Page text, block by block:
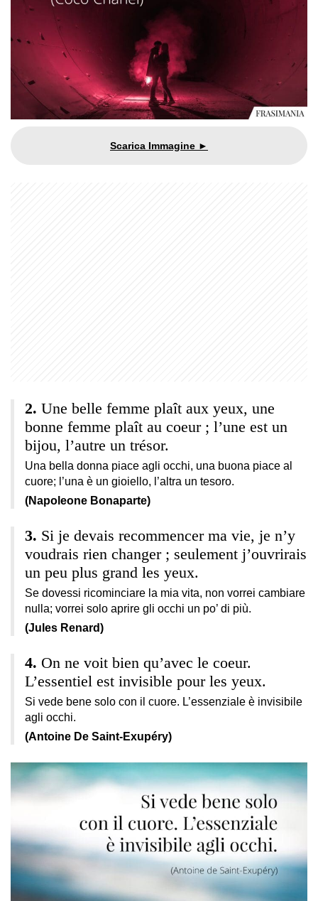
Une belle femme plaît aux yeux, une
bonne femme plaît au coeur ; l’une est un
bijou, l’autre un trésor.
Una bella donna piace agli occhi, una buona piace al
cuore; l’una è un gioiello, l’altra un tesoro.
(Napoleone Bonaparte)
Si je devais recommencer ma vie, je n’y
voudrais rien changer ; seulement j’ouvrirais
un peu plus grand les yeux.
Se dovessi ricominciare la mia vita, non vorrei cambiare
nulla; vorrei solo aprire gli occhi un po’ di più.
(Jules Renard)
On ne voit bien qu’avec le coeur.
L’essentiel est invisible pour les yeux.
Si vede bene solo con il cuore. L’essenziale è invisibile
agli occhi.
(Antoine De Saint-Exupéry)